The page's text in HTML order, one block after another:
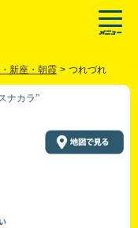
新座・朝霞 > つれづれ
ナカラ”